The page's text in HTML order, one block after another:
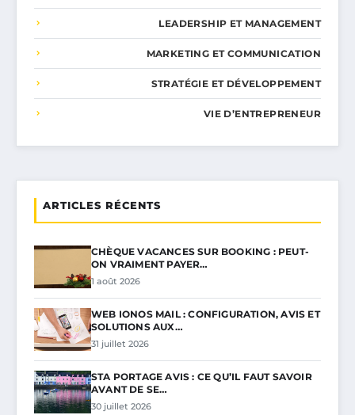
LEADERSHIP ET MANAGEMENT
MARKETING ET COMMUNICATION
STRATÉGIE ET DÉVELOPPEMENT
VIE D’ENTREPRENEUR
ARTICLES RÉCENTS
CHÈQUE VACANCES SUR BOOKING : PEUT-
ON VRAIMENT PAYER…
1 août 2026
WEB IONOS MAIL : CONFIGURATION, AVIS ET
SOLUTIONS AUX…
31 juillet 2026
STA PORTAGE AVIS : CE QU’IL FAUT SAVOIR
AVANT DE SE…
30 juillet 2026